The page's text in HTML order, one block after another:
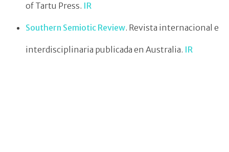
of Tartu Press. IR
Southern Semiotic Review. Revista internacional e
interdisciplinaria publicada en Australia. IR